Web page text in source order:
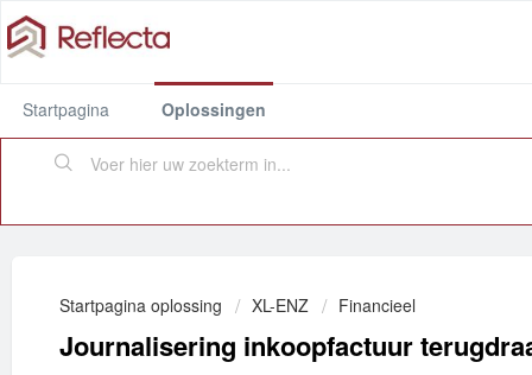
Startpagina Oplossingen
Startpagina oplossing XL-ENZ Financieel
Journalisering inkoopfactuur